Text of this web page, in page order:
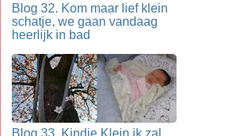
Blog 32. Kom maar lief klein
schatje, we gaan vandaag
heerlijk in bad
Blog 33. Kindje Klein ik zal